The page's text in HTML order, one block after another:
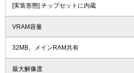
[実装形態] チップセットに内蔵
VRAM容量
32MB、メインRAM共有
最大解像度